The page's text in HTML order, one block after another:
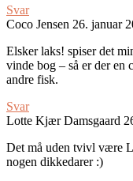
Svar
Coco Jensen 26. januar
Elsker laks! spiser det
vinde bog – så er der en
andre fisk.
Svar
Lotte Kjær Damsgaard
Det må uden tvivl være
nogen dikkedarer :)